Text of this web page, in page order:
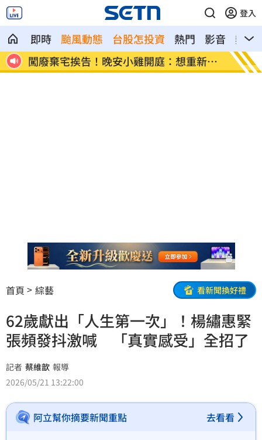
登入
即時 颱風動態 台股怎投資 熱門 影音
熱搜
人
闖廢棄宅挨告！晚安小雞開庭：想重新做
人
翁曉
首頁 綜藝 看新聞換好禮
62歲獻出「人生第一次」！楊繡惠緊
張頻發抖激喊 「真實感受」全招了
記者 蔡維歆 報導
2026/05/21 13:22:00
阿立幫你摘要新聞重點 去看看